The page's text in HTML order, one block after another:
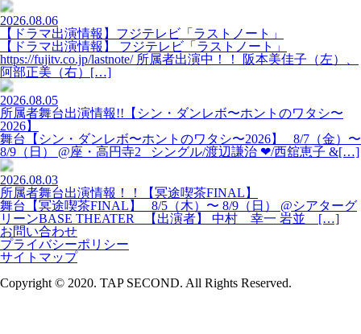
2026.08.06
【ドラマ出演情報】フジテレビ「ラストノート」
【ドラマ出演情報】 フジテレビ「ラストノート」
https://fujitv.co.jp/lastnote/ 所属者出演中！！ 阪本美佳子（左）、
阿部正美（右）[…]
2026.08.05
所属者舞台出演情報!!【シン・ダンレボ〜ホントのワタシ〜
2026】
舞台【シン・ダンレボ〜ホントのワタシ〜2026】 8/7（金）〜
8/9（日） @座・高円寺2 シングル/渡辺謙治 ❤︎/西舘恵子 &[…]
2026.08.03
所属者舞台出演情報！！【冥途喫茶FINAL】
舞台【冥途喫茶FINAL】 8/5（木）〜 8/9（日） @シアターグ
リーンBASE THEATER 【出演者】 中村 幸一 岩並 […]
お問い合わせ
プライバシーポリシー
サイトマップ
Copyright © 2020. TAP SECOND. All Rights Reserved.